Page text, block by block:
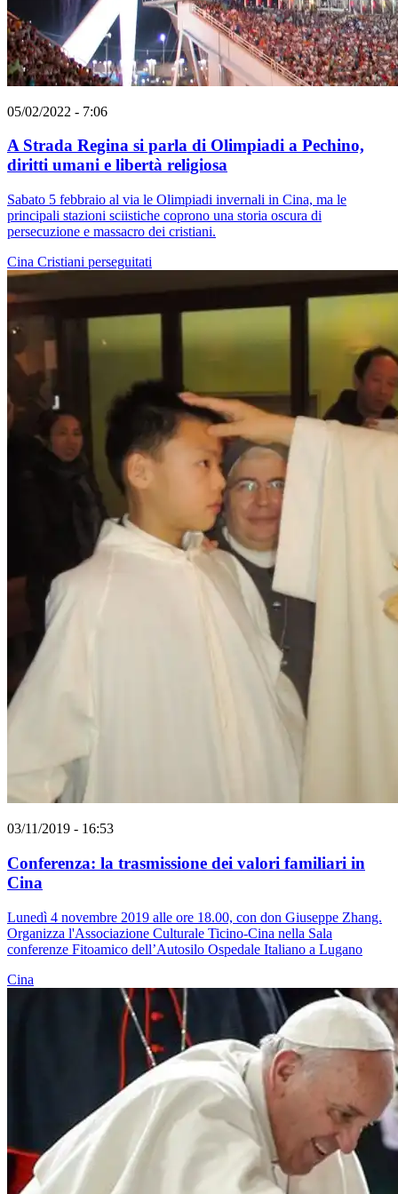
05/02/2022 - 7:06
A Strada Regina si parla di Olimpiadi a Pechino,
diritti umani e libertà religiosa
Sabato 5 febbraio al via le Olimpiadi invernali in Cina, ma le
principali stazioni sciistiche coprono una storia oscura di
persecuzione e massacro dei cristiani.
Cina Cristiani perseguitati
03/11/2019 - 16:53
Conferenza: la trasmissione dei valori familiari in
Cina
Lunedì 4 novembre 2019 alle ore 18.00, con don Giuseppe Zhang.
Organizza l'Associazione Culturale Ticino-Cina nella Sala
conferenze Fitoamico dell’Autosilo Ospedale Italiano a Lugano
Cina